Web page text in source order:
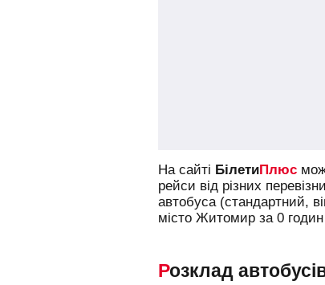
На сайті БілетиПлюс
рейси від різних
автобуса (стандартний,
місто Житомир за 0
Розклад